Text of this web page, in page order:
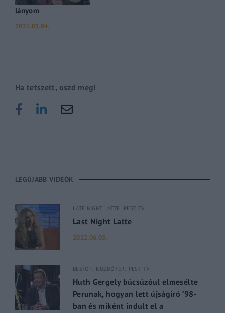
lányom
2021.05.04.
Ha tetszett, oszd meg!
LEGÚJABB VIDEÓK
LATE NIGHT LATTE PESTITV
Last Night Latte
2022.06.05.
BESTOF KÜZDŐTÉR PESTITV
Huth Gergely búcsúzóul elmesélte
Perunak, hogyan lett újságíró ’98-
ban és miként indult el a